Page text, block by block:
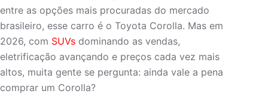
entre as opções mais procuradas do mercado
brasileiro, esse carro é o Toyota Corolla. Mas em
2026, com SUVs dominando as vendas,
eletrificação avançando e preços cada vez mais
altos, muita gente se pergunta: ainda vale a pena
comprar um Corolla?